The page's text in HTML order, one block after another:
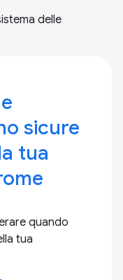
delle
sicure
tua
quando
tua